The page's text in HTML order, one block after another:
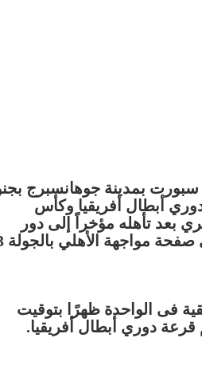
سبورت بمدينة جوهانسبرج
أبطال أفريقيا وكأس
بعد تأهله مؤخراً إلى دور
فى الواحدة ظهرًا بتوقيت
قرعة دوري أبطال أفريقيا.